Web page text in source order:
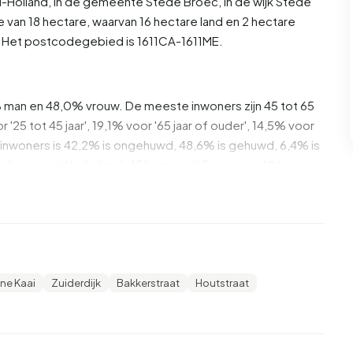
18 hectare, waarvan 16 hectare land en 2 hectare
postcodegebied is 1611CA-1611ME.
en 48,0% vrouw. De meeste inwoners zijn 45 tot 65
tot 45 jaar', 19,1% voor '65 jaar of ouder', 14,5% voor
is 42,2% is ongehuwd, 48,6% is gehuwd, 6,4% is
gemiddelde inkomen per inkomensontvanger is
gemiddelde van €35.800. Per inwoner ligt het
Kaai Zuiderdijk Bakkerstraat
Houtstraat